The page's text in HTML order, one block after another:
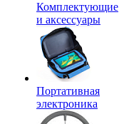
Комплектующие
и аксессуары
Портативная
электроника